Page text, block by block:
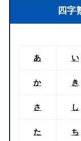
四字
あ い
か き
さ し
た ち